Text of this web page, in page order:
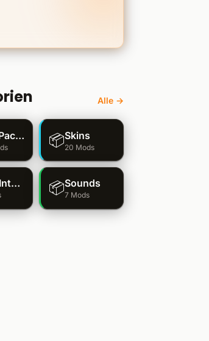
Alle →
Mod Packs 📦Skins
20 Mods
User Interface 📦Sounds
7 Mods